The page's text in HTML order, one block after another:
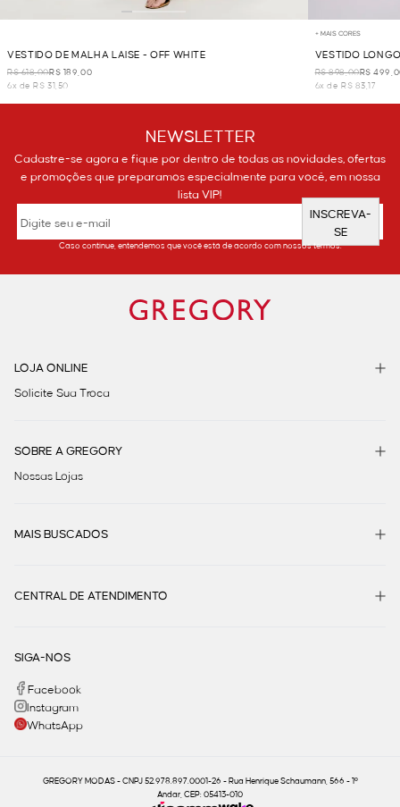
VESTIDO DE MALHA LAISE - OFF WHITE
R$ 618,00R$ 189,00
6x de R$ 31,50
+ MAIS CORES
VESTIDO
R$ 898,00R$
6x de R$ 83,17
NEWSLETTER
Cadastre-se agora e fique por dentro de todas as novidades, ofertas
e promoções que preparamos especialmente para você, em nossa
lista VIP!
INSCREVA-
SE
Caso continue, entendemos que você está de acordo com nossos termos.
LOJA ONLINE
Solicite Sua Troca
SOBRE A GREGORY
Nossas Lojas
MAIS BUSCADOS
CENTRAL DE ATENDIMENTO
SIGA-NOS
Facebook
Instagram
WhatsApp
GREGORY MODAS - CNPJ 52.978.897.0001-26 - Rua Henrique Schaumann, 566 - 1º
Andar, CEP: 05413-010